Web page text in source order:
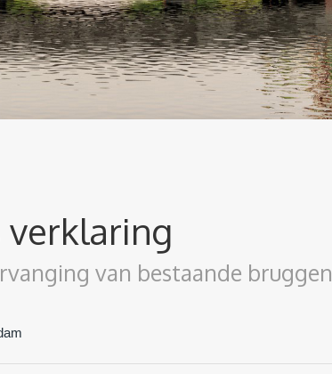
verklaring
van bestaande bruggen